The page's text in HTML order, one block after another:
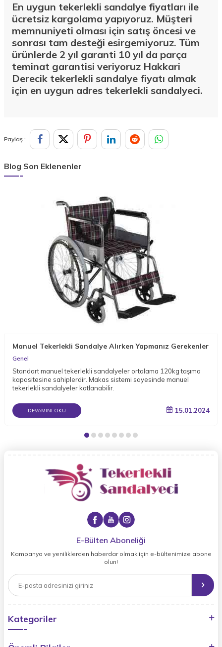
En uygun tekerlekli sandalye fiyatları ile
ücretsiz kargolama yapıyoruz. Müşteri
memnuniyeti olması için satış öncesi ve
sonrası tam desteği esirgemiyoruz. Tüm
ürünlerde 2 yıl garanti 10 yıl da parça
teminat garantisi veriyoruz Hakkari
Derecik tekerlekli sandalye fiyatı almak
için en uygun adres tekerlekli sandalyeci.
Paylaş :
Blog Son Eklenenler
Manuel Tekerlekli Sandalye Alırken Yapmanız Gerekenler
Genel
Standart manuel tekerlekli sandalyeler ortalama 120kg taşıma
kapasitesine sahiplerdir. Makas sistemi sayesinde manuel
tekerlekli sandalyeler katlanabilir.
DEVAMINI OKU 15.01.2024
E-Bülten Aboneliği
Kampanya ve yeniliklerden haberdar olmak için e-bültenimize abone
olun!
Kategoriler